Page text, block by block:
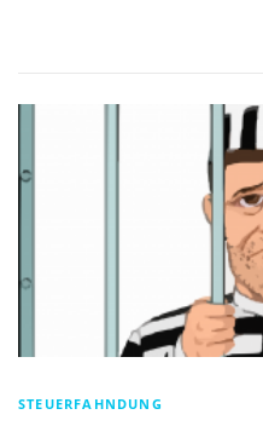
STEUERFAHNDUNG